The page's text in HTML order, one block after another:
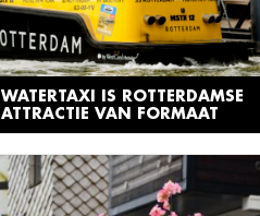
WATERTAXI IS ROTTERDAMSE
ATTRACTIE VAN FORMAAT